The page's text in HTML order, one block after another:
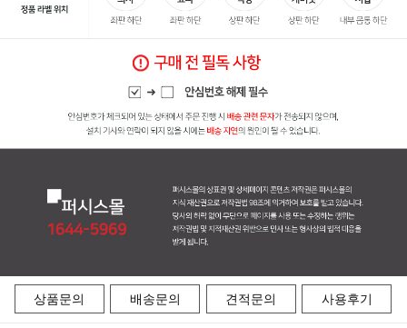
상품문의 배송문의 견적문의 사용후기